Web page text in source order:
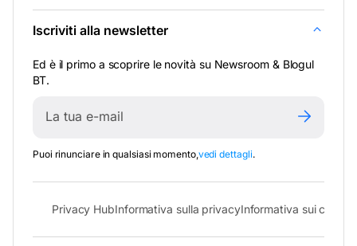
Iscriviti alla newsletter
Ed è il primo a scoprire le novità su Newsroom & Blogul
BT.
Puoi rinunciare in qualsiasi momento,vedi dettagli.
Privacy HubInformativa sulla privacyInformativa sui cookie